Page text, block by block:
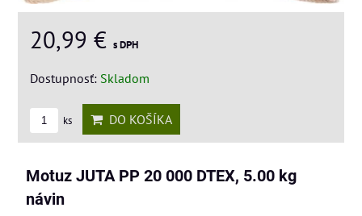
20,99 € s DPH
Dostupnosť: Skladom
ks DO KOŠÍKA
Motuz JUTA PP 20 000 DTEX, 5.00 kg
návin